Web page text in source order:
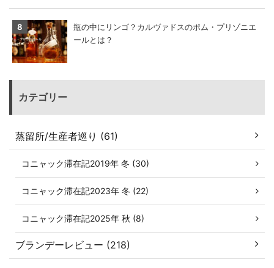
瓶の中にリンゴ？カルヴァドスのポム・プリゾニエ
ールとは？
カテゴリー
蒸留所/生産者巡り (61)
コニャック滞在記2019年 冬 (30)
コニャック滞在記2023年 冬 (22)
コニャック滞在記2025年 秋 (8)
ブランデーレビュー (218)